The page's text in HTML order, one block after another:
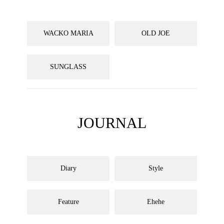
WACKO MARIA OLD JOE
SUNGLASS
JOURNAL
Diary Style
Feature Ehehe